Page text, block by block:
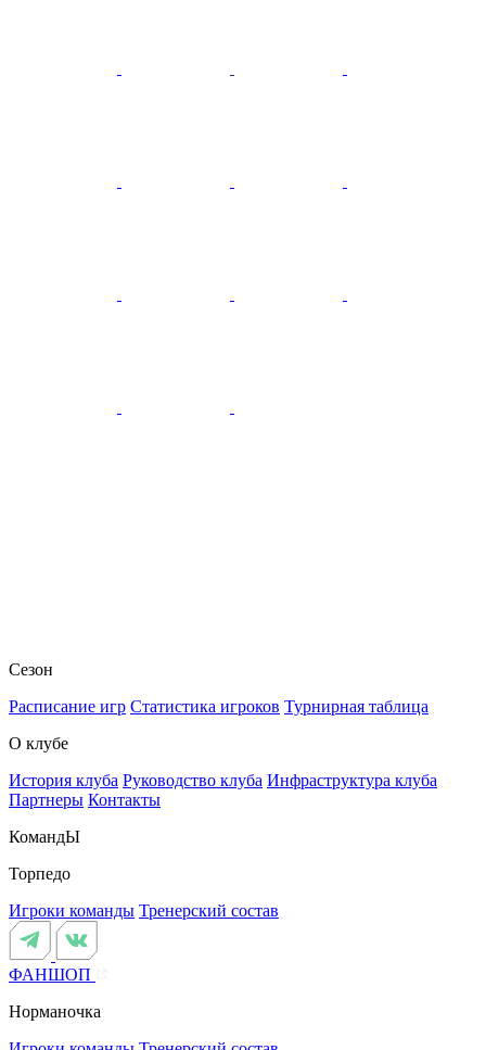
Сезон
Расписание игр Статистика игроков Турнирная таблица
О клубе
История клуба Руководство клуба Инфраструктура клуба
Партнеры Контакты
КомандЫ
Торпедо
Игроки команды Тренерский состав
ФАНШОП
Норманочка